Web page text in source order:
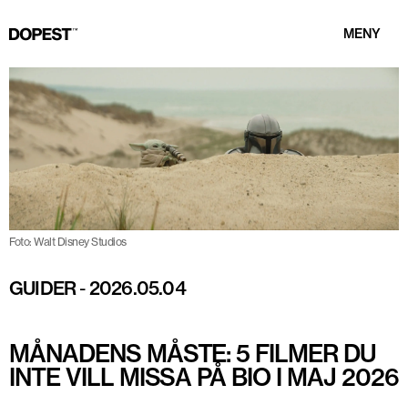
MENY
Foto: Walt Disney Studios
GUIDER-2026.05.04
MÅNADENS MÅSTE: 5 FILMER DU
INTE VILL MISSA PÅ BIO I MAJ 2026